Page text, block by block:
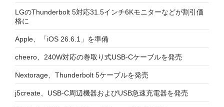
LGのThunderbolt 5対応31.5インチ6Kモニターなどが割引価
格に
Apple、「iOS 26.6.1」を準備
cheero、240W対応の巻取り式USB-Cケーブルを発売
Nextorage、Thunderbolt 5ケーブルを発売
j5create、USB-C周辺機器およびUSB急速充電器を発売